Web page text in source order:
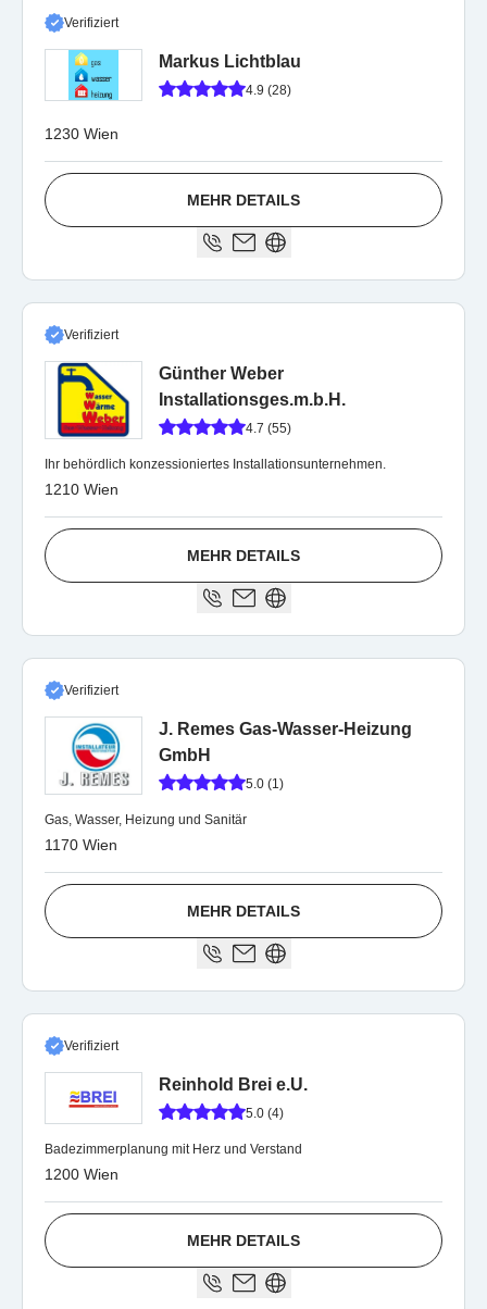
Verifiziert
Markus Lichtblau
4.9 (28)
1230 Wien
MEHR DETAILS
Verifiziert
Günther Weber
Installationsges.m.b.H.
4.7 (55)
Ihr behördlich konzessioniertes Installationsunternehmen.
1210 Wien
MEHR DETAILS
Verifiziert
J. Remes Gas-Wasser-Heizung
GmbH
5.0 (1)
Gas, Wasser, Heizung und Sanitär
1170 Wien
MEHR DETAILS
Verifiziert
Reinhold Brei e.U.
5.0 (4)
Badezimmerplanung mit Herz und Verstand
1200 Wien
MEHR DETAILS